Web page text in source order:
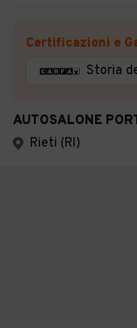
Certificazioni e
Storia
AUTOSALONE
Rieti (RI)